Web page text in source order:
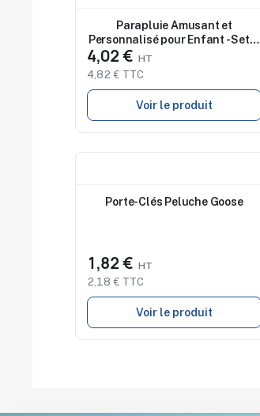
Parapluie Amusant et
Personnalisé pour Enfant - Seter
pas cher
4,02 €
4,82 € TTC
Voir le produit
Porte-Clés Peluche Goose
1,82 €
2,18 € TTC
Voir le produit